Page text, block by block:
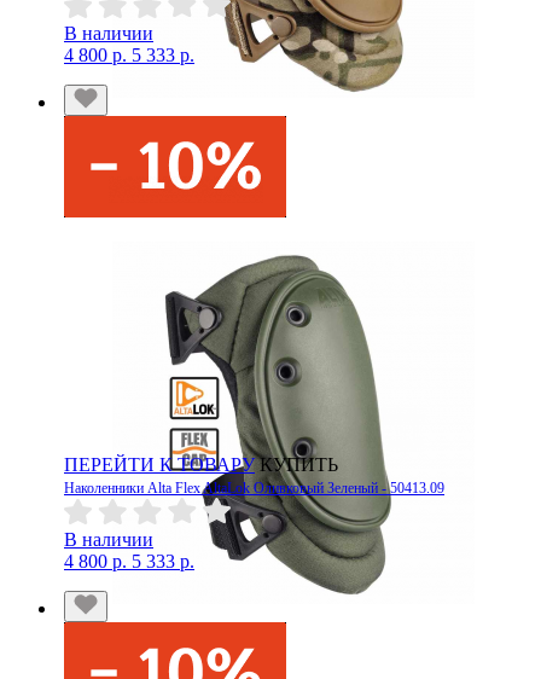
В наличии
4 800 р. 5 333 р.
ПЕРЕЙТИ К ТОВАРУ КУПИТЬ
Наколенники Alta Flex AltaLok Оливковый Зеленый - 50413.09
В наличии
4 800 р. 5 333 р.